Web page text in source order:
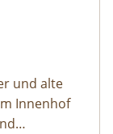
und alte
Innenhof